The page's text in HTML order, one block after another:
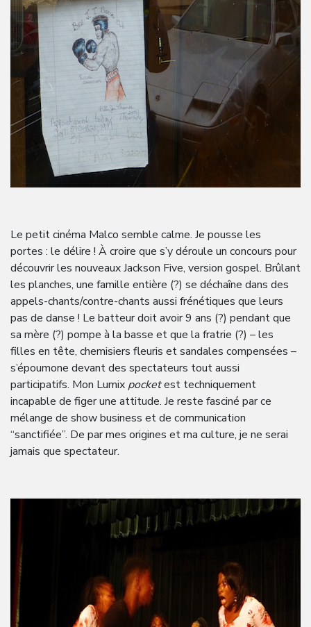
Le petit cinéma Malco semble calme. Je pousse les
portes : le délire ! À croire que s’y déroule un concours pour
découvrir les nouveaux Jackson Five, version gospel. Brûlant
les planches, une famille entière (?) se déchaîne dans des
appels-chants/contre-chants aussi frénétiques que leurs
pas de danse ! Le batteur doit avoir 9 ans (?) pendant que
sa mère (?) pompe à la basse et que la fratrie (?) – les
filles en tête, chemisiers fleuris et sandales compensées –
s’époumone devant des spectateurs tout aussi
participatifs. Mon Lumix pocketest techniquement
incapable de figer une attitude. Je reste fasciné par ce
mélange de show business et de communication
“sanctifiée”. De par mes origines et ma culture, je ne serai
jamais que spectateur.